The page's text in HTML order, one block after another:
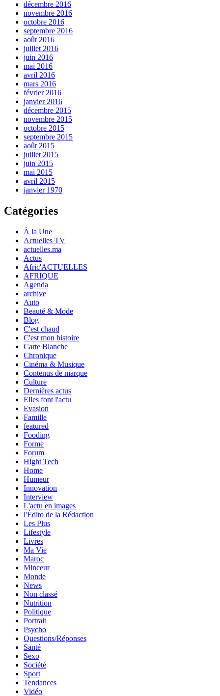
décembre 2016
novembre 2016
octobre 2016
septembre 2016
août 2016
juillet 2016
juin 2016
mai 2016
avril 2016
mars 2016
février 2016
janvier 2016
décembre 2015
novembre 2015
octobre 2015
septembre 2015
août 2015
juillet 2015
juin 2015
mai 2015
avril 2015
janvier 1970
Catégories
À la Une
Actuelles TV
actuelles.ma
Actus
Afric'ACTUELLES
AFRIQUE
Agenda
archive
Auto
Beauté & Mode
Blog
C'est chaud
C'est mon histoire
Carte Blanche
Chronique
Cinéma & Musique
Contenus de marque
Culture
Dernières actus
Elles font l'actu
Evasion
Famille
featured
Fooding
Forme
Forum
Hight Tech
Home
Humeur
Innovation
Interview
L'actu en images
l'Édito de la Rédaction
Les Plus
Lifestyle
Livres
Ma Vie
Maroc
Minceur
Monde
News
Non classé
Nutrition
Politique
Portrait
Psycho
Questions/Réponses
Santé
Sexo
Société
Sport
Tendances
Vidéo